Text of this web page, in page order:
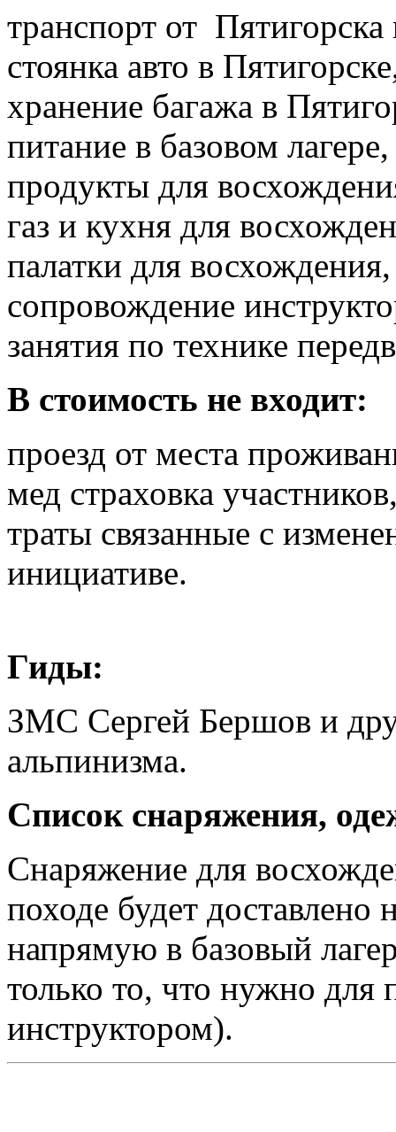
транспорт от
стоянка авто в
хранение багажа в
питание в базовом лагере,
продукты для
газ и кухня для
палатки для восхождения,
сопровождение
занятия по технике
В стоимость не входит:
проезд от места
мед страховка
траты связанные с
инициативе.
Гиды:
ЗМС Сергей Бершов и
альпинизма.
Список снаряжения,
Снаряжение для
походе будет доставлено
напрямую в базовый
только то, что нужно для
инструктором).